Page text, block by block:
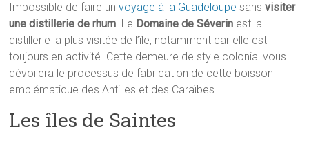
Impossible de faire unvoyage à la Guadeloupe sansvisiter
une distillerie de rhum. Le Domaine de Séverin est la
distillerie la plus visitée de l’île, notamment car elle est
toujours en activité. Cette demeure de style colonial vous
dévoilera le processus de fabrication de cette boisson
emblématique des Antilles et des Caraïbes.
Les îles de Saintes